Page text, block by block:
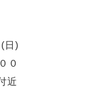
日)
０
近